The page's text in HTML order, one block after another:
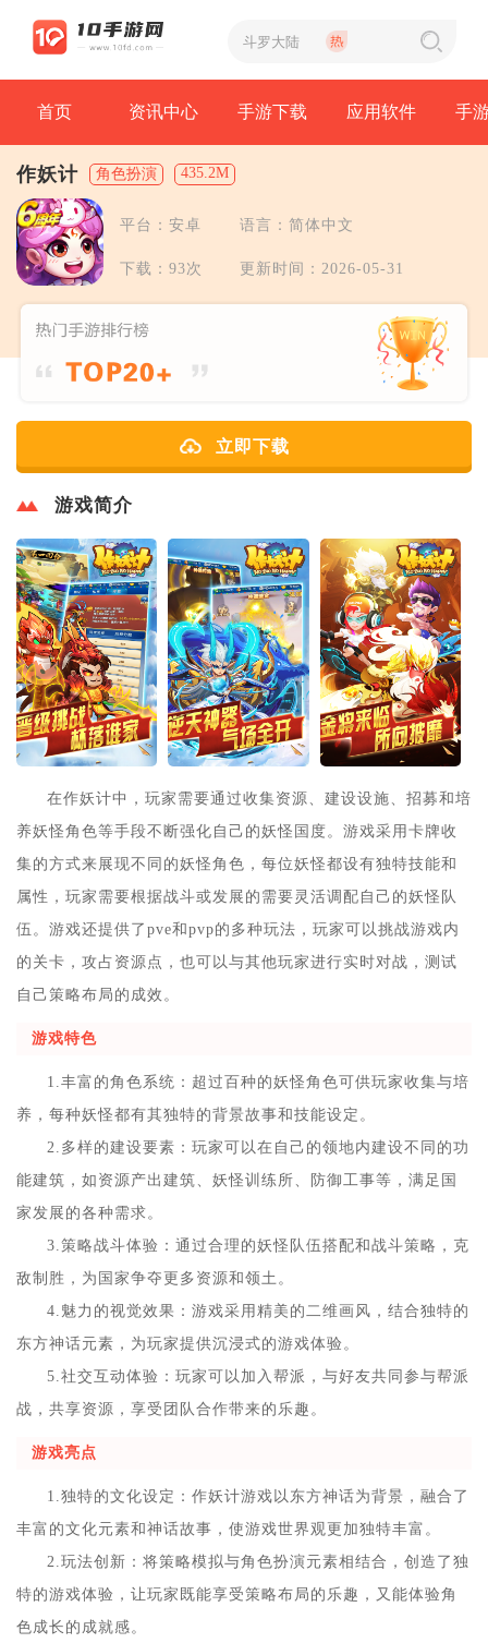
首页 资讯中心 手游下载 应用软件 手
作妖计 角色扮演 435.2M
平台：安卓 语言：简体中文
下载：93次 更新时间：2026-05-31
立即下载
游戏简介
在作妖计中，玩家需要通过收集资源、建设设施、招募和培
养妖怪角色等手段不断强化自己的妖怪国度。游戏采用卡牌收
集的方式来展现不同的妖怪角色，每位妖怪都设有独特技能和
属性，玩家需要根据战斗或发展的需要灵活调配自己的妖怪队
伍。游戏还提供了pve和pvp的多种玩法，玩家可以挑战游戏内
的关卡，攻占资源点，也可以与其他玩家进行实时对战，测试
自己策略布局的成效。
游戏特色
1.丰富的角色系统：超过百种的妖怪角色可供玩家收集与培
养，每种妖怪都有其独特的背景故事和技能设定。
2.多样的建设要素：玩家可以在自己的领地内建设不同的功
能建筑，如资源产出建筑、妖怪训练所、防御工事等，满足国
家发展的各种需求。
3.策略战斗体验：通过合理的妖怪队伍搭配和战斗策略，克
敌制胜，为国家争夺更多资源和领土。
4.魅力的视觉效果：游戏采用精美的二维画风，结合独特的
东方神话元素，为玩家提供沉浸式的游戏体验。
5.社交互动体验：玩家可以加入帮派，与好友共同参与帮派
战，共享资源，享受团队合作带来的乐趣。
游戏亮点
1.独特的文化设定：作妖计游戏以东方神话为背景，融合了
丰富的文化元素和神话故事，使游戏世界观更加独特丰富。
2.玩法创新：将策略模拟与角色扮演元素相结合，创造了独
特的游戏体验，让玩家既能享受策略布局的乐趣，又能体验角
色成长的成就感。